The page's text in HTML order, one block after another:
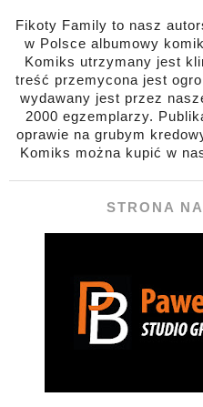
Fikoty Family to nasz
w Polsce albumowy
Komiks utrzymany jest
treść przemycona jest
wydawany jest przez
2000 egzemplarzy.
oprawie na grubym
Komiks można kupić w
STRONA